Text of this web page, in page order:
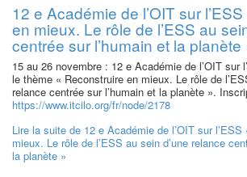
12 e Académie de l’OIT sur
en mieux. Le rôle de l’ESS au
centrée sur l’humain et la planète
15 au 26 novembre : 12 e Académie de l’OIT sur
le thème « Reconstruire en mieux. Le rôle de
relance centrée sur l’humain et la planète ».
https://www.itcilo.org/fr/node/2178
Lire la suite de 12 e Académie de l’OIT sur
mieux. Le rôle de l’ESS au sein d’une relance
la planète »